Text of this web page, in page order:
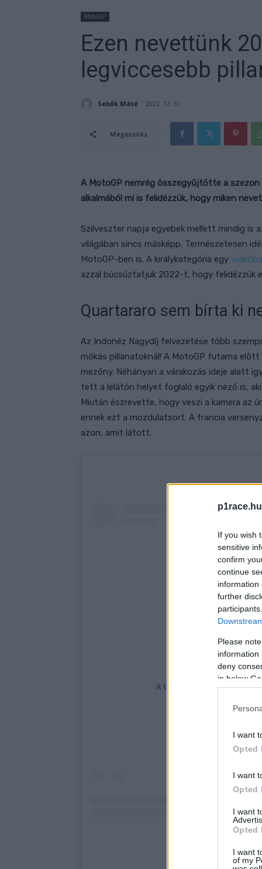
If you wish
sensitive
confirm
continue
information
further
Please
information
deny
in below
I want
Opted
I want
Opted
I want
Opted
I want
of my
MotoGP
Ezen nevettünk
legviccesebb
Sebők Máté 2022. 12. 31.
Megosztás
A MotoGP nemrég összegyűjtötte a
alkalmából mi is felidézzük, hogy miken
Szilveszter napja egyebek mellett mindig is
világában sincs másképp. Természetesen
MotoGP-ben is. A királykategória egy
azzal búcsúztatjuk 2022-t, hogy felidézzük
Quartararo sem bírta ki
Az Indonéz Nagydíj felvezetése több
mókás pillanatoknál! A MotoGP futama
mezőny. Néhányan a várakozás ideje alatt
tett a lelátón helyet foglaló egyik néző is,
Miután észrevette, hogy veszi a kamera az
ennek ezt a mozdulatsort. A francia
azon, amit látott.
A bejegyzés